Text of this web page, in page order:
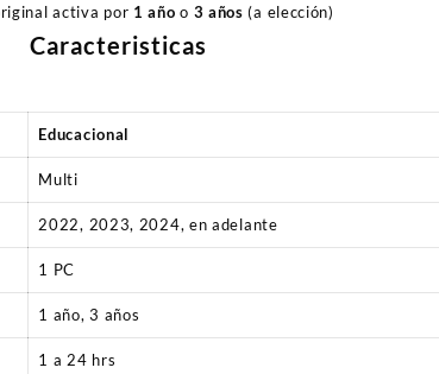
activa por 1 año o 3 años (a elección)
Caracteristicas
Educacional
Multi
2022, 2023, 2024, en adelante
1 PC
1 año, 3 años
1 a 24 hrs